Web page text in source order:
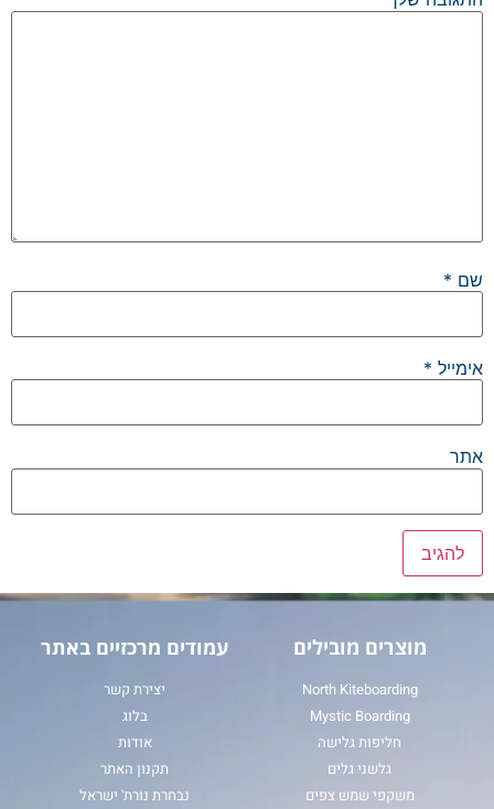
שם *
אימייל *
אתר
מוצרים מובילים
North Kiteboarding
Mystic Boarding
חליפות גלישה
גלשני גלים
משקפי שמש צפים
עמודים מרכזיים באתר
יצירת קשר
בלוג
אודות
תקנון האתר
נבחרת נורת' ישראל